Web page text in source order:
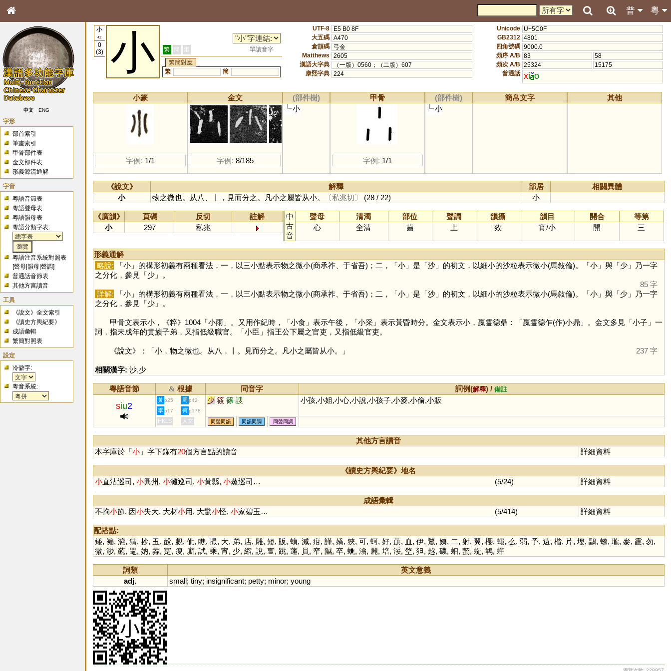
粵
普
中文 ENG
字形
部首索引
筆畫索引
甲骨部件表
金文部件表
形義源流通解
字音
粵語音節表
粵語聲母表
粵語韻母表
粵語分類字表:
粵語注音系統對照表
[聲母 |韻母 |聲調]
普通話音節表
其他方言讀音
工具
《說文》全文索引
《讀史方輿紀要》
成語彙輯
繁簡對照表
設定
冷僻字:
粵音系統:
小
42
0
(3)
小 繁 簡 港
單讀音字
繁簡對應
繁
簡
UTF-8
E5 B0 8F
大五碼 A470
倉頡碼
弓金
Matthews
2605
漢語大字典
（一版）0560；（二版）607
康熙字典 224
Unicode U+5C0F
GB2312 4801
四角號碼 9000.0
頻序 A/B 83
58
頻次 A/B 25324
15175
普通話 xi o
小篆
字例: 1/1
金文
字例: 8/185
(部件樹)
小
甲骨
字例: 1/1
(部件樹)
小
簡帛文字 其他
《說文》 解釋 部居
相關異體
小
物之微也。从八、丨，見而分之。凡小之屬皆从小。 〔私兆切〕 (28 / 22) 小
《廣韻》 頁碼 反切
註解
小
297 私兆
中
古
音
聲母 清濁 部位 聲調 韻攝 韻目 開合
等第
心
全清 齒 上 效 宵/小 開 三
形義通解
略說: 「小」的構形初義有兩種看法，一，以三小點表示物之微小(商承祚、于省吾)；二，「小」是「沙」的初文，以細小的沙粒表示微小(馬敍倫)。「小」與「少」乃一字
之分化，參見「少」。
85 字
詳解: 「小」的構形初義有兩種看法，一，以三小點表示物之微小(商承祚、于省吾)；二，「小」是「沙」的初文，以細小的沙粒表示微小(馬敍倫)。「小」與「少」乃一字
之分化，參見「少」。
甲骨文表示小，《粹》1004「小雨」。又用作紀時，「小食」表示午後，「小采」表示黃昏時分。金文表示小，嬴霝德鼎：「嬴霝德乍(作)小鼎」。金文多見「小子」一
詞，指未成年的貴族子弟，又指低級職官。「小臣」指王公下屬之官吏，又指低級官吏。
《說文》：「小，物之微也。从八，丨。見而分之。凡小之屬皆从小。」 237 字
相關漢字: 沙,少
粵語音節 & 根據 同音字 詞例(解釋) /備註
siu2
黃 p25 周 p42 少 筱 篠 謏 小孩,小姐,小心,小說,小孩子,小麥,小偷,小販
李 p17 何 p178
HKLS 人文 同聲同韻 同韻同調 同聲同調
其他方言讀音
本字庫於「小」字下錄有20個方言點的讀音 詳細資料
《讀史方輿紀要》地名
小直沽巡司, 小興州, 小灘巡司, 小黃縣, 小蒸巡司… (5/24) 詳細資料
成語彙輯
不拘小節, 因小失大, 大材小用, 大驚小怪, 小家碧玉… (5/414) 詳細資料
配搭點:
矮, 褊, 瀌, 猜, 抄, 丑, 酘, 覷, 佌, 瞧, 撮, 大, 弟, 店, 雕, 短, 販, 蝜, 減, 疳, 謹, 嬌, 狹, 可, 蚵, 好, 蕻, 血, 伊, 鷖, 姨, 二, 射, 翼, 櫻, 蠅, 么, 弱, 予, 遠, 楷, 芹, 塿, 鸓, 蟟, 瓏, 麥, 霢, 勿,
微, 渺, 藐, 毣, 妠, 掱, 寔, 瘦, 廝, 試, 乘, 宵, 少, 縮, 說, 亶, 跳, 蓪, 員, 窄, 隰, 卒, 蟭, 潝, 麗, 培, 浽, 堥, 狚, 趓, 礣, 蚎, 蛪, 蜁, 鴾, 蝆
詞類
英文意義
adj.
small; tiny; insignificant; petty; minor; young